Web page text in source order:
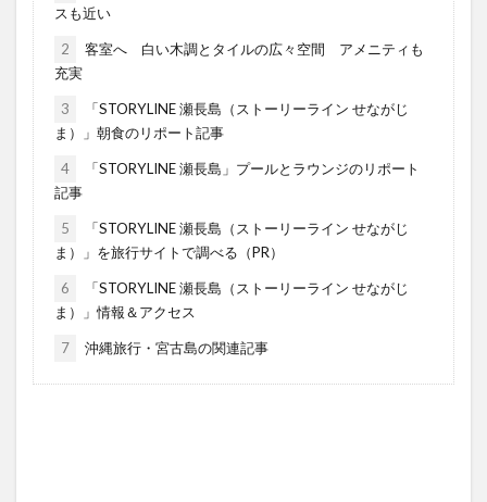
スも近い
2
客室へ 白い木調とタイルの広々空間 アメニティも
充実
3
「STORYLINE 瀬長島（ストーリーライン せながじ
ま）」朝食のリポート記事
4
「STORYLINE 瀬長島」プールとラウンジのリポート
記事
5
「STORYLINE 瀬長島（ストーリーライン せながじ
ま）」を旅行サイトで調べる（PR）
6
「STORYLINE 瀬長島（ストーリーライン せながじ
ま）」情報＆アクセス
7 沖縄旅行・宮古島の関連記事